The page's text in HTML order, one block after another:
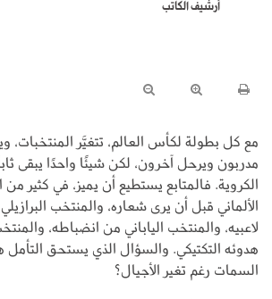
أرشيف الكاتب
مع كل بطولة لكأس العالم، تتغيَّر المنتخبات،
مدربون ويرحل آخرون، لكن شيئًا واحدًا يبقى
الكروية. فالمتابع يستطيع أن يميز، في كثير من
الألماني قبل أن يرى شعاره، والمنتخب
لاعبيه، والمنتخب الياباني من انضباطه،
هدوئه التكتيكي. والسؤال الذي يستحق التأمل
السمات رغم تغير الأجيال؟